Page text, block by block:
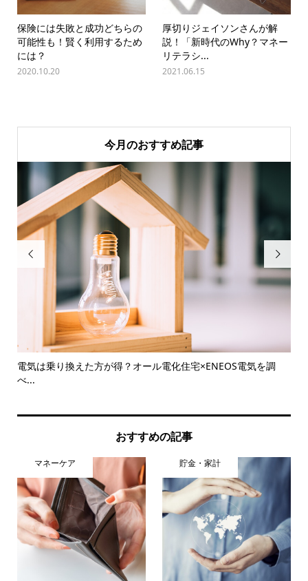
保険には失敗と成功どちらの
可能性も！賢く利用するため
には？
2020.10.20
厚切りジェイソンさんが解
説！「新時代のWhy？マネー
リテラシ...
2021.06.15
今月のおすすめ記事

電気は乗り換えた方が得？オール電化住宅×ENEOS電気を調
べ...

おすすめの記事
マネーケア 貯金・家計